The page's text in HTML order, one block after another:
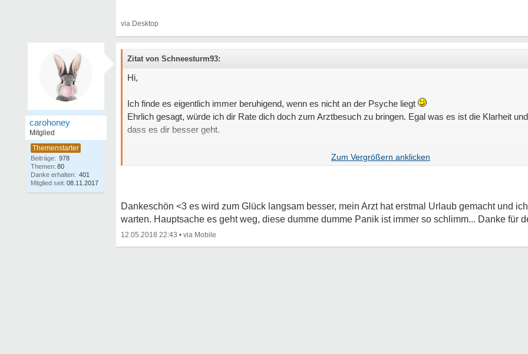
carohoney
Mitglied
Beiträge: 978
Themen: 80
Danke erhalten: 401
Mitglied seit: 08.11.2017
Zitat von Schneesturm93:
Hi,
Ich finde es eigentlich immer beruhigend, wenn es nicht an der Psyche liegt
Ehrlich gesagt, würde ich dir Rate dich doch zum Arztbesuch zu bringen. Egal was es ist die Klarheit
dass es dir besser geht.
Dankeschön <3 es wird zum Glück langsam besser, mein Arzt hat erstmal Urlaub gemacht und
warten. Hauptsache es geht weg, diese dumme dumme Panik ist immer so schlimm... Danke für
12.05.2018 22:43 •